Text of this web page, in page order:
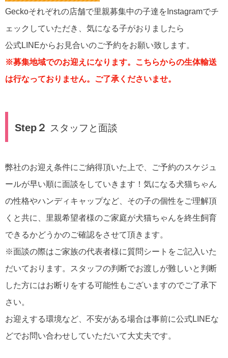
Geckoそれぞれの店舗で里親募集中の子達をInstagramでチ
ェックしていただき、気になる子がおりましたら
公式LINEからお見合いのご予約をお願い致します。
※募集地域でのお迎えになります。こちらからの生体輸送
は行なっておりません。ご了承くださいませ。
Step２ スタッフと面談
弊社のお迎え条件にご納得頂いた上で、ご予約のスケジュ
ールが早い順に面談をしていきます！気になる犬猫ちゃん
の性格やハンディキャップなど、その子の個性をご理解頂
くと共に、里親希望者様のご家庭が犬猫ちゃんを終生飼育
できるかどうかのご確認をさせて頂きます。
※面談の際はご家族の代表者様に質問シートをご記入いた
だいております。スタッフの判断でお渡しが難しいと判断
した方にはお断りをする可能性もございますのでご了承下
さい。
お迎えする環境など、不安がある場合は事前に公式LINEな
どでお問い合わせしていただいて大丈夫です。